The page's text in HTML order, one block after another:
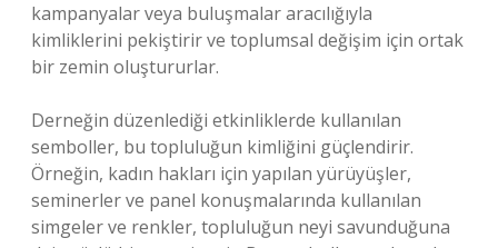
kampanyalar veya buluşmalar aracılığıyla
kimliklerini pekiştirir ve toplumsal değişim için ortak
bir zemin oluştururlar.
Derneğin düzenlediği etkinliklerde kullanılan
semboller, bu topluluğun kimliğini güçlendirir.
Örneğin, kadın hakları için yapılan yürüyüşler,
seminerler ve panel konuşmalarında kullanılan
simgeler ve renkler, topluluğun neyi savunduğuna